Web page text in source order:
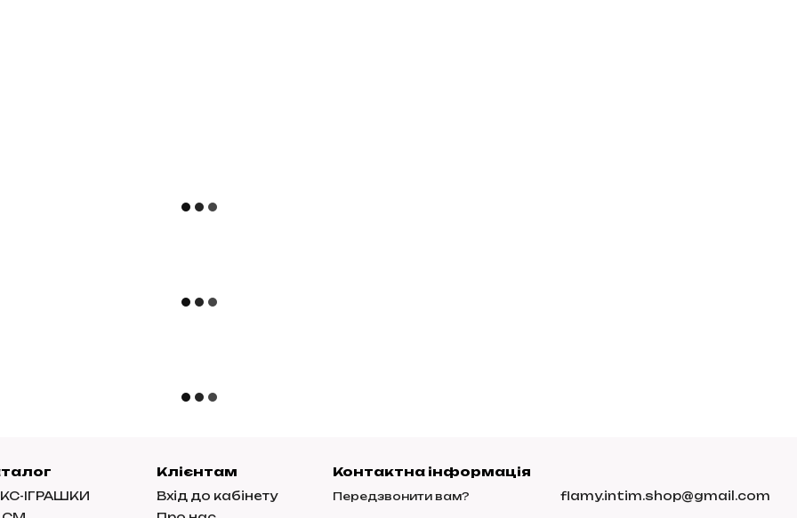
ІГРАШКИ
Клієнтам
Вхід до кабінету
Контактна інформація
Передзвонити вам? flamy.intim.shop@gmail.com